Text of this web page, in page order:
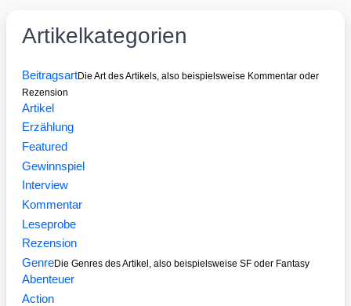
Artikelkategorien
BeitragsartDie Art des Artikels, also beispielsweise Kommentar oder
Rezension
Artikel
Erzählung
Featured
Gewinnspiel
Interview
Kommentar
Leseprobe
Rezension
GenreDie Genres des Artikel, also beispielsweise SF oder Fantasy
Abenteuer
Action